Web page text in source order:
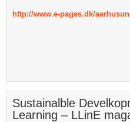
http://www.e-pages.dk/
Sustainalble
Learning – LLinE